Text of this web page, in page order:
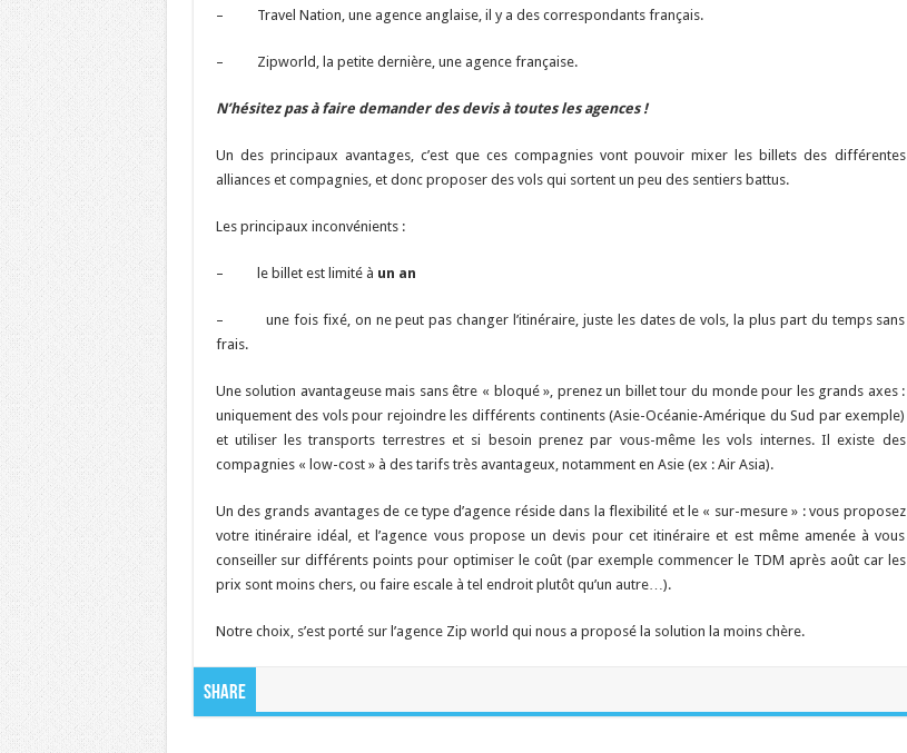
– Travel Nation, une agence anglaise, il y a des correspondants français.
– Zipworld, la petite dernière, une agence française.
N’hésitez pas à faire demander des devis à toutes les agences !
Un des principaux avantages, c’est que ces compagnies vont pouvoir mixer les billets des différentes
alliances et compagnies, et donc proposer des vols qui sortent un peu des sentiers battus.
Les principaux inconvénients :
– le billet est limité à un an
– une fois fixé, on ne peut pas changer l’itinéraire, juste les dates de vols, la plus part du temps sans
frais.
Une solution avantageuse mais sans être « bloqué », prenez un billet tour du monde pour les grands axes :
uniquement des vols pour rejoindre les différents continents (Asie-Océanie-Amérique du Sud par exemple)
et utiliser les transports terrestres et si besoin prenez par vous-même les vols internes. Il existe des
compagnies « low-cost » à des tarifs très avantageux, notamment en Asie (ex : Air Asia).
Un des grands avantages de ce type d’agence réside dans la flexibilité et le « sur-mesure » : vous proposez
votre itinéraire idéal, et l’agence vous propose un devis pour cet itinéraire et est même amenée à vous
conseiller sur différents points pour optimiser le coût (par exemple commencer le TDM après août car les
prix sont moins chers, ou faire escale à tel endroit plutôt qu’un autre…).
Notre choix, s’est porté sur l’agence Zip world qui nous a proposé la solution la moins chère.
Share